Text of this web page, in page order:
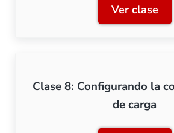
Ver clase
Clase
Clase 8: Configurando la
de carga